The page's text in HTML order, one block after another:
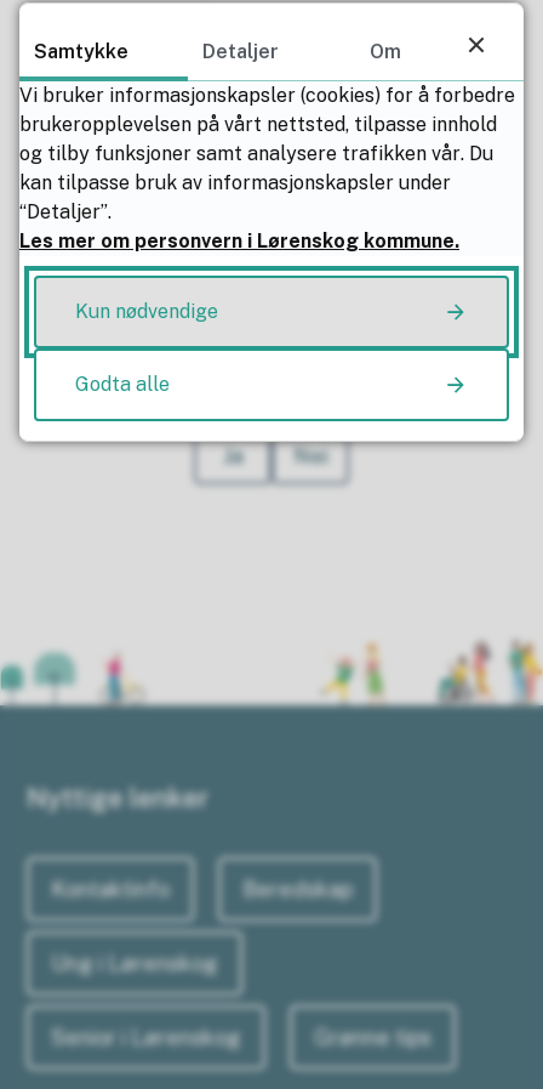
og sommerferie.
På denne siden vil sommerferieaktivitetene
for 2026 publiseres.
Publisert av
Sist endret 04.05.2026 16.43
Ja Nei
Nyttige lenker
Kontaktinfo Beredskap
Ung i Lørenskog
Senior i Lørenskog Grønne tips
Samtykke Detaljer
Om
Vi bruker informasjonskapsler (cookies) for å forbedre
brukeropplevelsen på vårt nettsted, tilpasse innhold
og tilby funksjoner samt analysere trafikken vår. Du
kan tilpasse bruk av informasjonskapsler under
“Detaljer”.
Les mer om personvern i Lørenskog kommune.
Kun nødvendige
Godta alle